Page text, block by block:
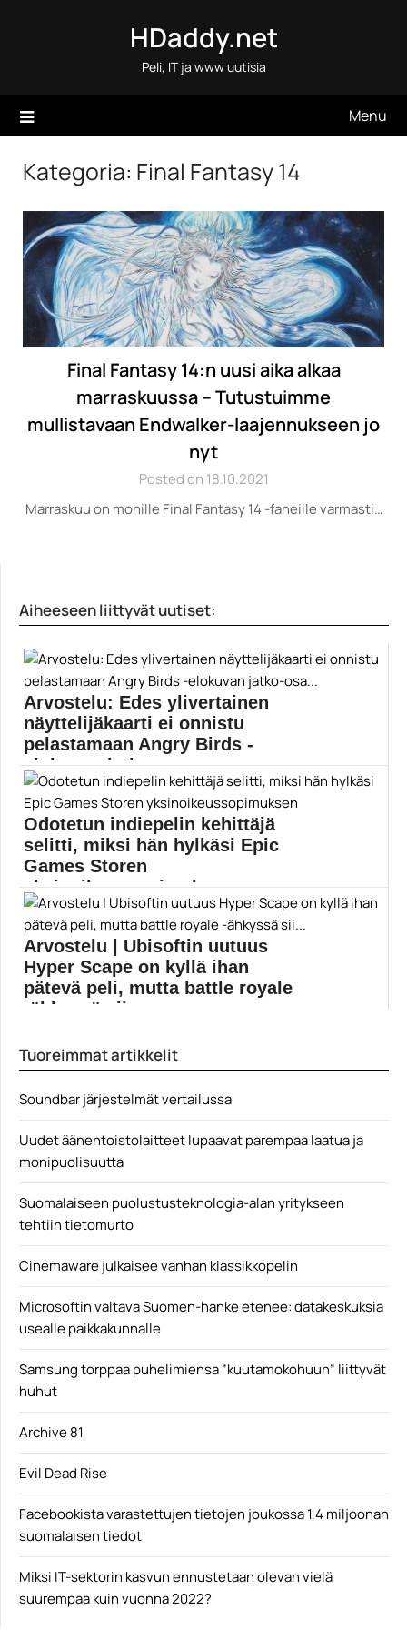
HDaddy.net
Peli, IT ja www uutisia
Menu
Kategoria: Final Fantasy 14
Final Fantasy 14:n uusi aika alkaa
marraskuussa – Tutustuimme
mullistavaan Endwalker-laajennukseen jo
nyt
Posted on 18.10.2021
Marraskuu on monille Final Fantasy 14 -faneille varmasti…
Aiheeseen liittyvät uutiset:
Arvostelu: Edes ylivertainen
näyttelijäkaarti ei onnistu
pelastamaan Angry Birds -
elokuvan jatko-osa...
Rovion vihaiset linnut saapuvat toistumiseen
valkokankaalle, vaikka pahimmasta...
Angry Birds -elokuva
Odotetun indiepelin kehittäjä
selitti, miksi hän hylkäsi Epic
Games Storen
yksinoikeussopimuksen
Hiljattain julkaistua Darqia kehittävä Unfold Games on
selittänyt...
Epic Games
Arvostelu | Ubisoftin uutuus
Hyper Scape on kyllä ihan
pätevä peli, mutta battle royale
-ähkyssä sii...
Vaikka...
Tuoreimmat artikkelit
Soundbar järjestelmät vertailussa
Uudet äänentoistolaitteet lupaavat parempaa laatua ja
monipuolisuutta
Suomalaiseen puolustusteknologia-alan yritykseen
tehtiin tietomurto
Cinemaware julkaisee vanhan klassikkopelin
Microsoftin valtava Suomen-hanke etenee: datakeskuksia
usealle paikkakunnalle
Samsung torppaa puhelimiensa ”kuutamokohuun” liittyvät
huhut
Archive 81
Evil Dead Rise
Facebookista varastettujen tietojen joukossa 1,4 miljoonan
suomalaisen tiedot
Miksi IT-sektorin kasvun ennustetaan olevan vielä
suurempaa kuin vuonna 2022?